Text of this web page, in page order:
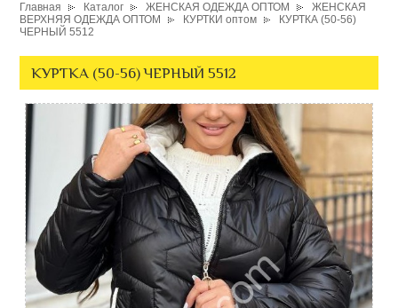
Главная Каталог ЖЕНСКАЯ ОДЕЖДА ОПТОМ
ЖЕНСКАЯ
ВЕРХНЯЯ ОДЕЖДА ОПТОМ
КУРТКИ оптом
КУРТКА (50-56)
ЧЕРНЫЙ 5512
КУРТКА (50-56) ЧЕРНЫЙ 5512